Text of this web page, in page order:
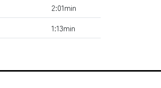
2:01min
1:13min